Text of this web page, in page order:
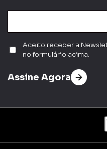
Aceito receber a
no formulário acima.
Assine Agora